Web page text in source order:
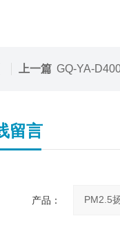
上一篇 GQ-YA-
留言
产品：